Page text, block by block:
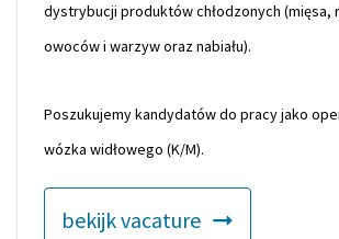
dystrybucji produktów chłodzonych (mięsa,
owoców i warzyw oraz nabiału).
Poszukujemy kandydatów do pracy jako
wózka widłowego (K/M).
bekijk vacature